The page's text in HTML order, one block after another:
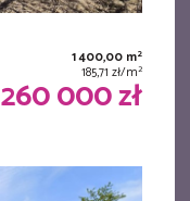
1 400,00 m2
185,71 zł/m2
260 000 zł